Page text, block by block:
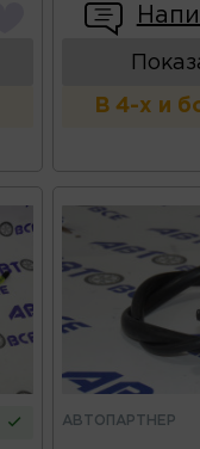
В 4-х и
АВТОПАРТНЕР